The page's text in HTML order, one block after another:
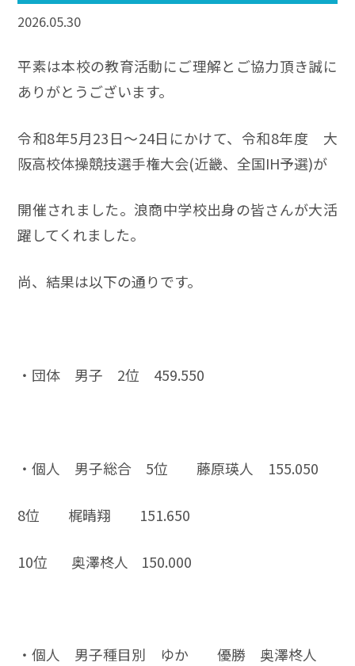
2026.05.30
平素は本校の教育活動にご理解とご協力頂き誠に
ありがとうございます。
令和8年5月23日～24日にかけて、令和8年度 大
阪高校体操競技選手権大会(近畿、全国IH予選)が
開催されました。浪商中学校出身の皆さんが大活
躍してくれました。
尚、結果は以下の通りです。
・団体 男子 2位 459.550
・個人 男子総合 5位 藤原瑛人 155.050
8位 梶晴翔 151.650
10位 奥澤柊人 150.000
・個人 男子種目別 ゆか 優勝 奥澤柊人